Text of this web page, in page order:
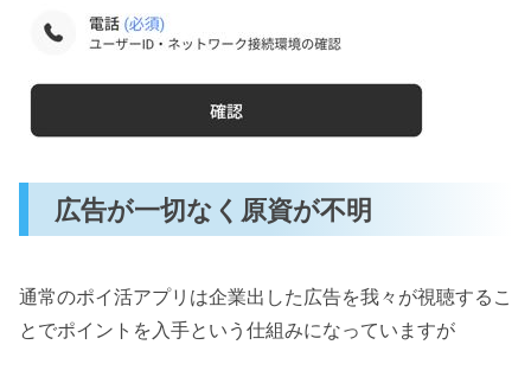
広告が一切なく原資が不明
通常のポイ活アプリは企業出した広告を我々が視聴するこ
とでポイントを入手という仕組みになっていますが